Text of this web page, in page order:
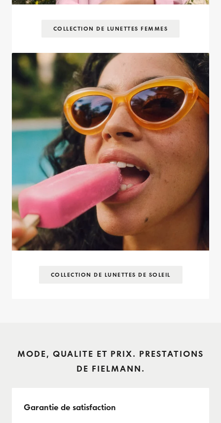
COLLECTION DE LUNETTES FEMMES
COLLECTION DE LUNETTES DE SOLEIL
MODE, QUALITE ET PRIX. PRESTATIONS
DE FIELMANN.
Garantie de satisfaction